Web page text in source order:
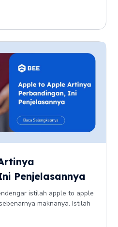
Penjelasannya
istilah apple to apple
maknanya. Istilah